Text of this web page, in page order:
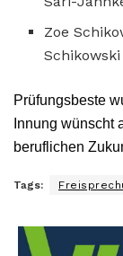
Zoe
Prüfungsbeste
Innung wünscht
beruflichen
Tags: